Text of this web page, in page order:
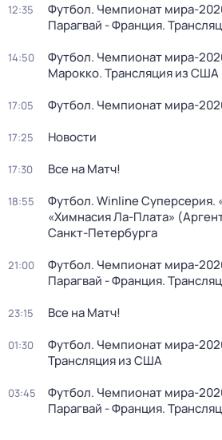
12:35
Футбол. Чемпионат мира-
Парагвай - Франция.
14:50
Футбол. Чемпионат мира-
Марокко. Трансляция из США
17:05 Футбол. Чемпионат мира-
17:25 Новости
17:30 Все на Матч!
18:55
Футбол. Winline Суперсерия.
«Химнасия Ла-Плата»
Санкт-Петербурга
21:00
Футбол. Чемпионат мира-
Парагвай - Франция.
23:15 Все на Матч!
01:30
Футбол. Чемпионат мира-
Трансляция из США
03:45
Футбол. Чемпионат мира-
Парагвай - Франция.